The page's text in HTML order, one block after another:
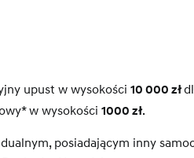
upust w wysokości10 000 zł
w wysokości1000 zł.
posiadającym inny